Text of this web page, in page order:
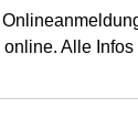
Alle Infos